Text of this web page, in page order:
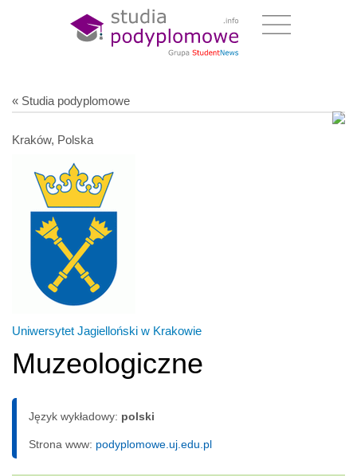
« Studia podyplomowe
Kraków, Polska
Uniwersytet Jagielloński w Krakowie
Muzeologiczne
Język wykładowy: polski
Strona www: podyplomowe.uj.edu.pl